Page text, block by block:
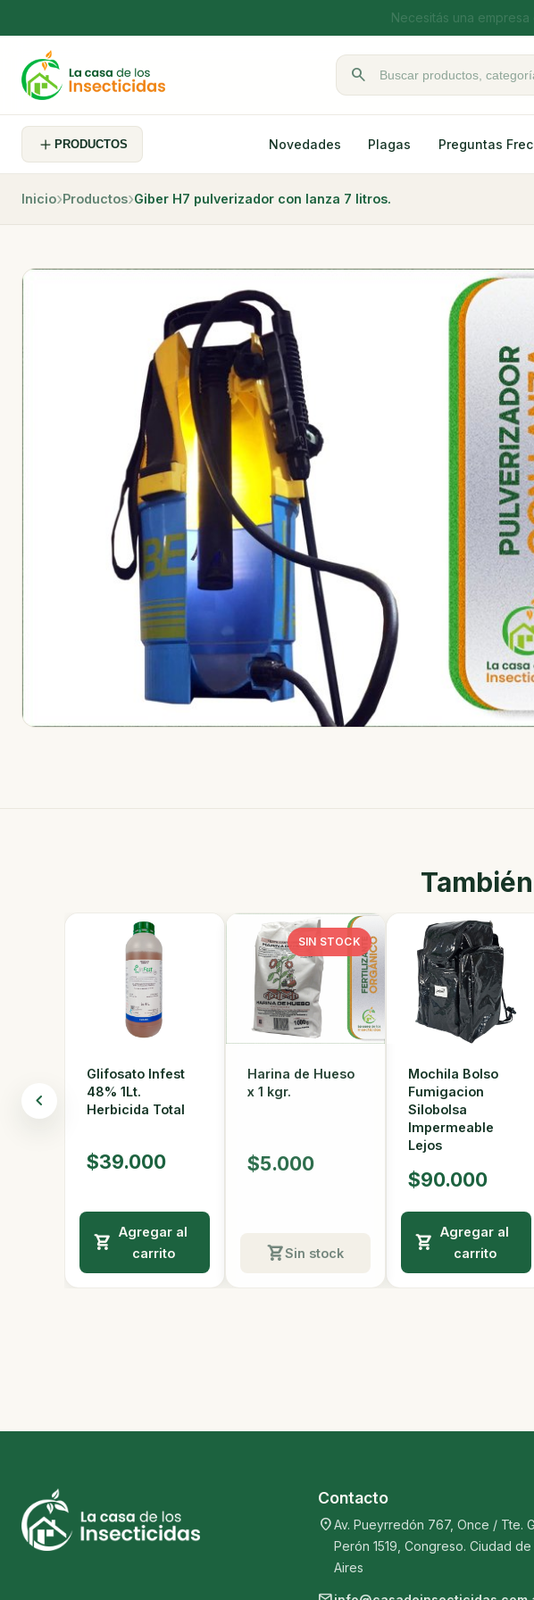
Buscar productos
search
PRODUCTOS Novedades Plagas Preguntas
Inicio Productos Giber H7 pulverizador con lanza 7 litros.
Glifosato Infest
48% 1Lt.
Herbicida Total
$39.000
Agregar al
carrito
SIN STOCK
Harina de Hueso
x 1 kgr.
$5.000
Sin stock
Mochila Bolso
Fumigacion
Silobolsa
Impermeable
Lejos
$90.000
Agregar al
carrito
Contacto
location_onAv. Pueyrredón 767, Once / Tte.
Perón 1519, Congreso. Ciudad
Aires